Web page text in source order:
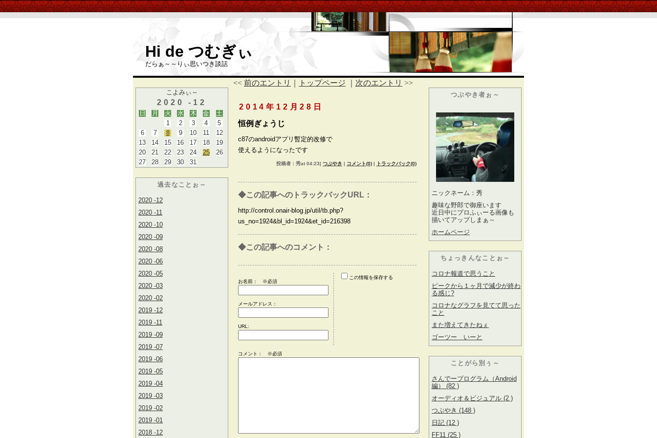
Hi de つむぎぃ
だらぁ～～りぃ思いつき談話
こよみぃ～
2020 -12
日 月 火 水 木 金
土
1
2 3 4
5
6
7 8 9 10 11
12
13
14 15 16 17 18
19
20
21 22 23 24 25
26
27
28 29 30 31
過去なことぉ～
2020 -12
2020 -11
2020 -10
2020 -09
2020 -08
2020 -06
2020 -05
2020 -03
2020 -02
2019 -12
2019 -11
2019 -09
2019 -07
2019 -06
2019 -05
2019 -04
2019 -03
2019 -02
2019 -01
2018 -12
<< 前のエントリ トップページ 次のエントリ >>
2014年12月28日
恒例ぎょうじ
c87のandroidアプリ暫定的改修で
使えるようになったです
投稿者：秀at 04:23| つぶやき | コメント(0) | トラックバック(0)
◆この記事へのトラックバックURL：
http://control.onair-blog.jp/util/tb.php?
us_no=1924&bl_id=1924&et_id=216398
◆この記事へのコメント：
お名前： ※必須
メールアドレス：
URL:
この情報を保存する
コメント： ※必須
つぶやき者ぉ～
ニックネーム：秀
趣味な野郎で御座います
近日中にプロふぃーる画像も
描いてアップしまぁ～
ホームページ
ちょっきんなことぉ～
コロナ報道で思うこと
ピークから１ヶ月で減少が終わ
る感じ?
コロナなグラフを見てて思った
こと
また増えてきたねぇ
ゴーツー いーと
ことがら別ぅ～
さんでープログラム（Android
編） (82 )
オーディオ＆ビジュアル (2 )
つぶやき (148 )
日記 (12 )
FF11 (25 )